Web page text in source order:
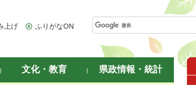
上げ ふりがなON
文化・教育 県政情報・統計